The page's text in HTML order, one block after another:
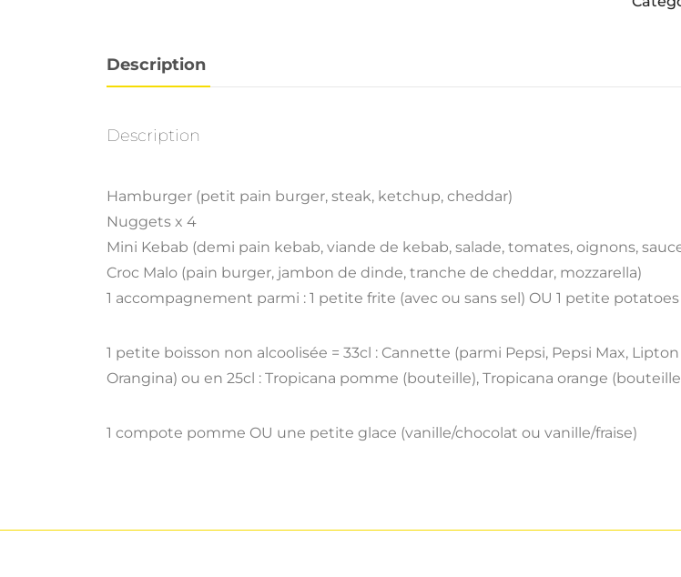
Description
Description
Hamburger (petit pain burger, steak, ketchup, cheddar)
Nuggets x 4
Mini Kebab (demi pain kebab, viande de kebab, salade, tomates, oignons,
Croc Malo (pain burger, jambon de dinde, tranche de cheddar, mozzarella)
1 accompagnement parmi : 1 petite frite (avec ou sans sel) OU 1 petite potatoes
1 petite boisson non alcoolisée = 33cl : Cannette (parmi Pepsi, Pepsi Max,
Orangina) ou en 25cl : Tropicana pomme (bouteille), Tropicana orange
1 compote pomme OU une petite glace (vanille/chocolat ou vanille/fraise)